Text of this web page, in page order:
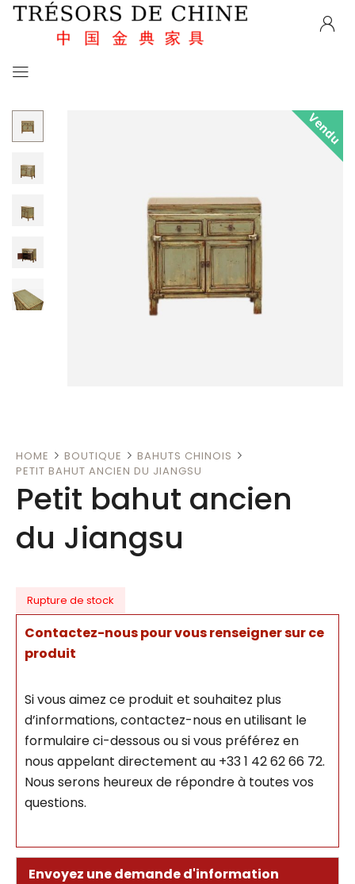
Vendu
HOME BOUTIQUE
BAHUTS CHINOIS
PETIT BAHUT ANCIEN DU JIANGSU
Petit bahut ancien
du Jiangsu
Rupture de stock
Contactez-nous pour vous renseigner sur ce
produit
Si vous aimez ce produit et souhaitez plus
d’informations, contactez-nous en utilisant le
formulaire ci-dessous ou si vous préférez en
nous appelant directement au +33 1 42 62 66 72.
Nous serons heureux de répondre à toutes vos
questions.
Envoyez une demande d'information